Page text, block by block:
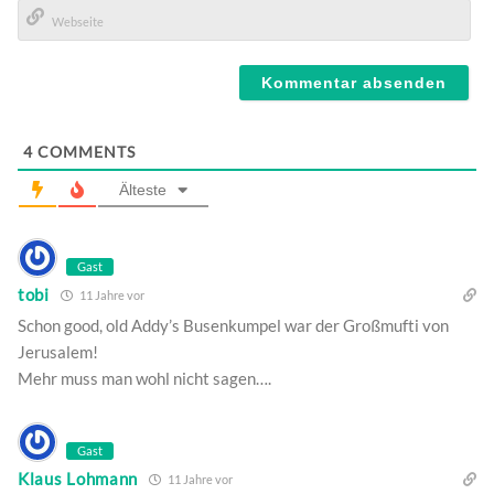
Mail*
4 COMMENTS
Älteste
Gast
tobi 11 Jahre vor
Schon good, old Addy’s Busenkumpel war der Großmufti von
Jerusalem!
Mehr muss man wohl nicht sagen….
Gast
Klaus Lohmann 11 Jahre vor